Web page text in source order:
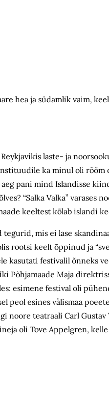
hea ja südamlik vaim,
laste- ja
ka minul oli rõõm
pani mind Islandisse
“Salka Valka” varases
keeltest kõlab islandi
mis ei lase
rootsi keelt õppinud ja
kasutati festivalil õnneks
Põhjamaade Maja
esimene festival oli
esines välismaa
noore teatraali Carl
oli Tove Appelgren,